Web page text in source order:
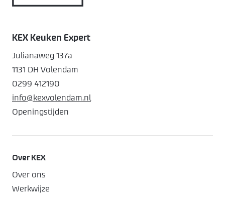
Over KEX
Over ons
Werkwijze
KEX Keuken Expert
Julianaweg 137a
1131 DH Volendam
0299 412190
info@kexvolendam.nl
Openingstijden